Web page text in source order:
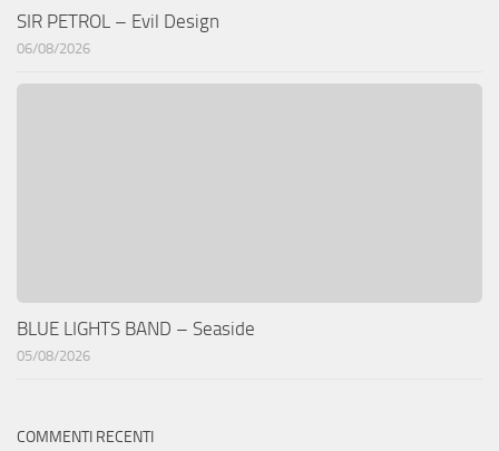
SIR PETROL – Evil Design
06/08/2026
BLUE LIGHTS BAND – Seaside
05/08/2026
COMMENTI RECENTI